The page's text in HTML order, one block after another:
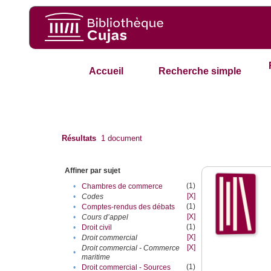
Accueil Recherche simple
Résultats 1 document
Affiner par sujet
•
Chambres de commerce
(1)
•
Codes
[X]
•
Comptes-rendus des débats
(1)
•
Cours d’appel
[X]
•
Droit civil
(1)
•
Droit commercial
[X]
•
Droit commercial - Commerce
maritime
[X]
• Droit commercial - Sources (1)